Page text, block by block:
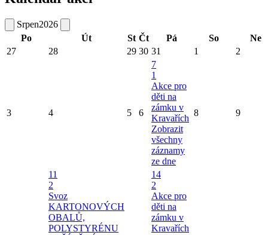
Srpen2026
Po
Út St Čt Pá So
Ne
27
28 29 30 31 1 2
3 4 5 6
7
1
Akce pro
děti na
zámku v
Kravařích
Zobrazit
všechny
záznamy
ze dne
8 9
11
2
Svoz
KARTONOVÝCH
OBALŮ,
POLYSTYRÉNU
14
2
Akce pro
děti na
zámku v
Kravařích